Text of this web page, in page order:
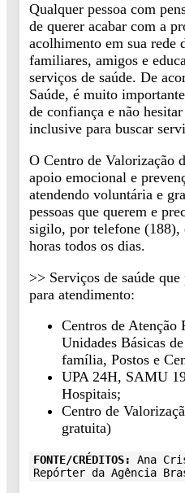
Qualquer pessoa com
de querer acabar com a
acolhimento em sua rede
familiares, amigos e
serviços de saúde. De
Saúde, é muito
de confiança e não
inclusive para buscar
O Centro de Valorização
apoio emocional e
atendendo voluntária e
pessoas que querem e
sigilo, por telefone
horas todos os dias.
>> Serviços de saúde
para atendimento:
Centros de Atenção
Unidades Básicas
família, Postos e
UPA 24H, SAMU
Hospitais;
Centro de
gratuita)
FONTE/CRÉDITOS:
Ana
Repórter da Agência